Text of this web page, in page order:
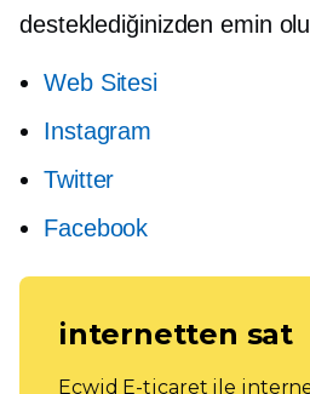
desteklediğinizden emin
Web Sitesi
Instagram
Twitter
Facebook
internetten sat
Ecwid E-ticaret ile